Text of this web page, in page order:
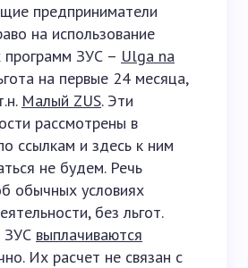
предприниматели
на использование
программ ЗУС – Ulga na
на первые 24 месяца,
Малый ZUS. Эти
рассмотрены в
ссылкам и здесь к ним
не будем. Речь
обычных условиях
без льгот.
ЗУС выплачиваются
Их расчет не связан с